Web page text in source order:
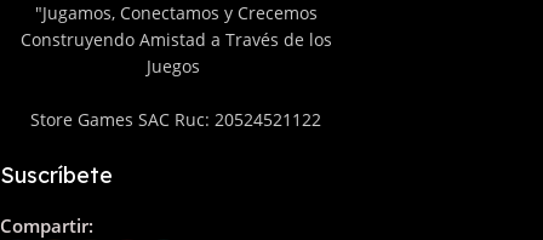
"Jugamos, Conectamos y Crecemos
Construyendo Amistad a Través de los
Juegos
Store Games SAC Ruc: 20524521122
Suscríbete
Compartir: